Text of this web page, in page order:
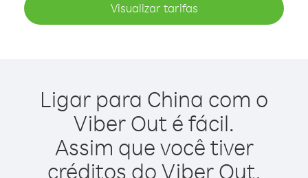
Visualizar tarifas
Ligar para China com o
Viber Out é fácil.
Assim que você tiver
créditos do Viber Out,